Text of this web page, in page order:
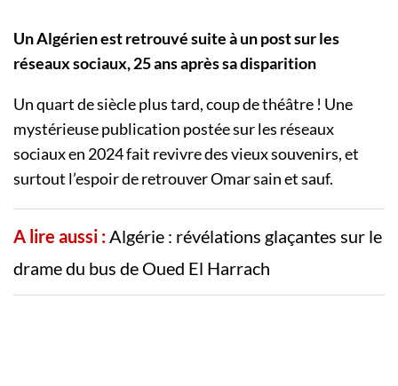
Un Algérien est retrouvé suite à un post sur les
réseaux sociaux, 25 ans après sa disparition
Un quart de siècle plus tard, coup de théâtre ! Une
mystérieuse publication postée sur les réseaux
sociaux en 2024 fait revivre des vieux souvenirs, et
surtout l’espoir de retrouver Omar sain et sauf.
A lire aussi :Algérie : révélations glaçantes sur le
drame du bus de Oued El Harrach